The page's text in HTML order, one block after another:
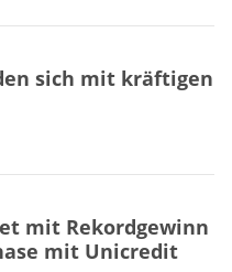
sich mit kräftigen
mit Rekordgewinn
mit Unicredit